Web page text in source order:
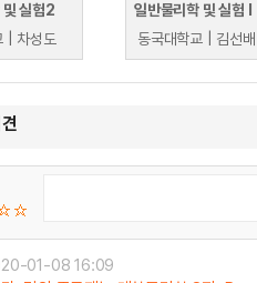
및 실험2
| 차성도
일반물리학 및 실험 I
동국대학교 | 김선배
01-08 16:09